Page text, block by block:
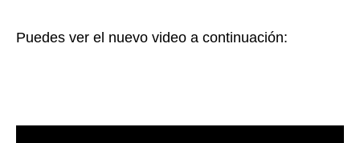
Puedes ver el nuevo video a continuación: